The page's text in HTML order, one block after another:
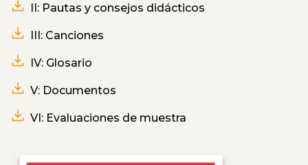
II: Pautas y consejos didácticos
III: Canciones
IV: Glosario
V: Documentos
VI: Evaluaciones de muestra